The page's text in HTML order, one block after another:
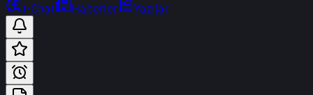
t-Chat Haberler Yazılar